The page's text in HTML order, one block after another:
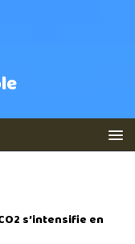
s’intensifie en